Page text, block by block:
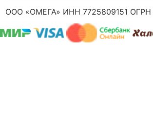
ООО «ОМЕГА» ИНН 7725809151 ОГРН